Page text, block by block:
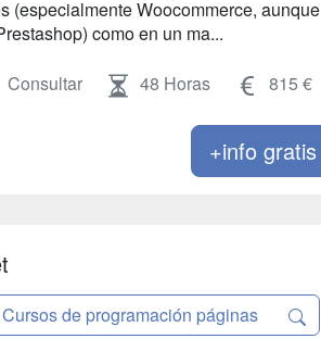
(especialmente Woocommerce, aunque
como en un ma...
Consultar 48 Horas 815 €
+info gratis
Cursos de programación páginas